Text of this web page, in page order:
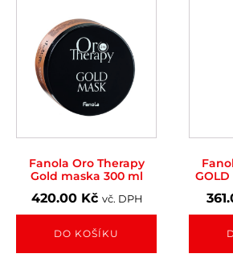
Fanola Oro Therapy
Gold maska 300 ml
420.00 Kč vč. DPH
DO KOŠÍKU